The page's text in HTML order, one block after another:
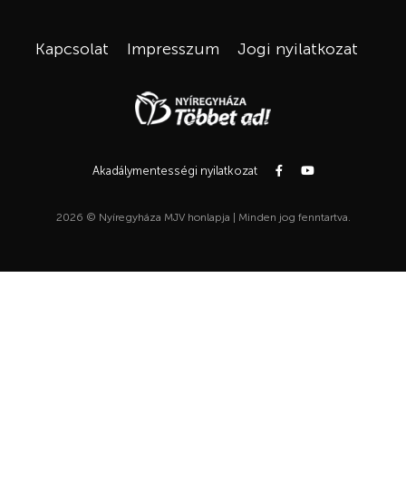
Kapcsolat Impresszum Jogi nyilatkozat
Akadálymentességi nyilatkozat
2026 © Nyíregyháza MJV honlapja | Minden jog fenntartva.